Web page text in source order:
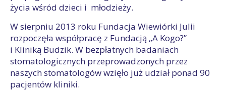
życia wśród dzieci i młodzieży.
W sierpniu 2013 roku Fundacja Wiewiórki Julii
rozpoczęła współpracę z Fundacją „A Kogo?”
i Kliniką Budzik. W bezpłatnych badaniach
stomatologicznych przeprowadzonych przez
naszych stomatologów wzięło już udział ponad 90
pacjentów kliniki.